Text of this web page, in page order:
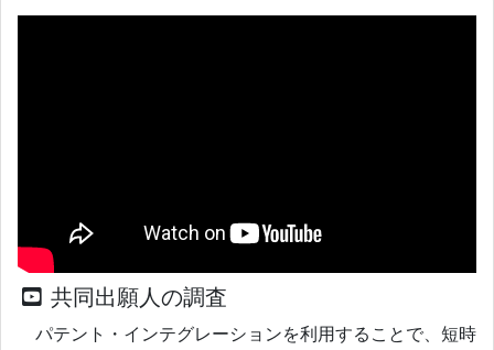
共同出願人の調査
パテント・インテグレーションを利用することで、短時